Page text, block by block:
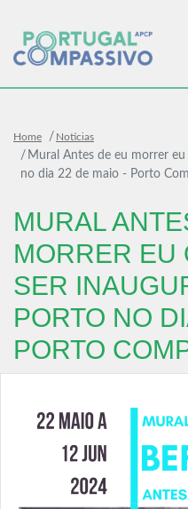
Home Noticias
Mural Antes de eu morrer
no dia 22 de maio - Porto
MURAL
MORRER EU
SER
PORTO NO
PORTO